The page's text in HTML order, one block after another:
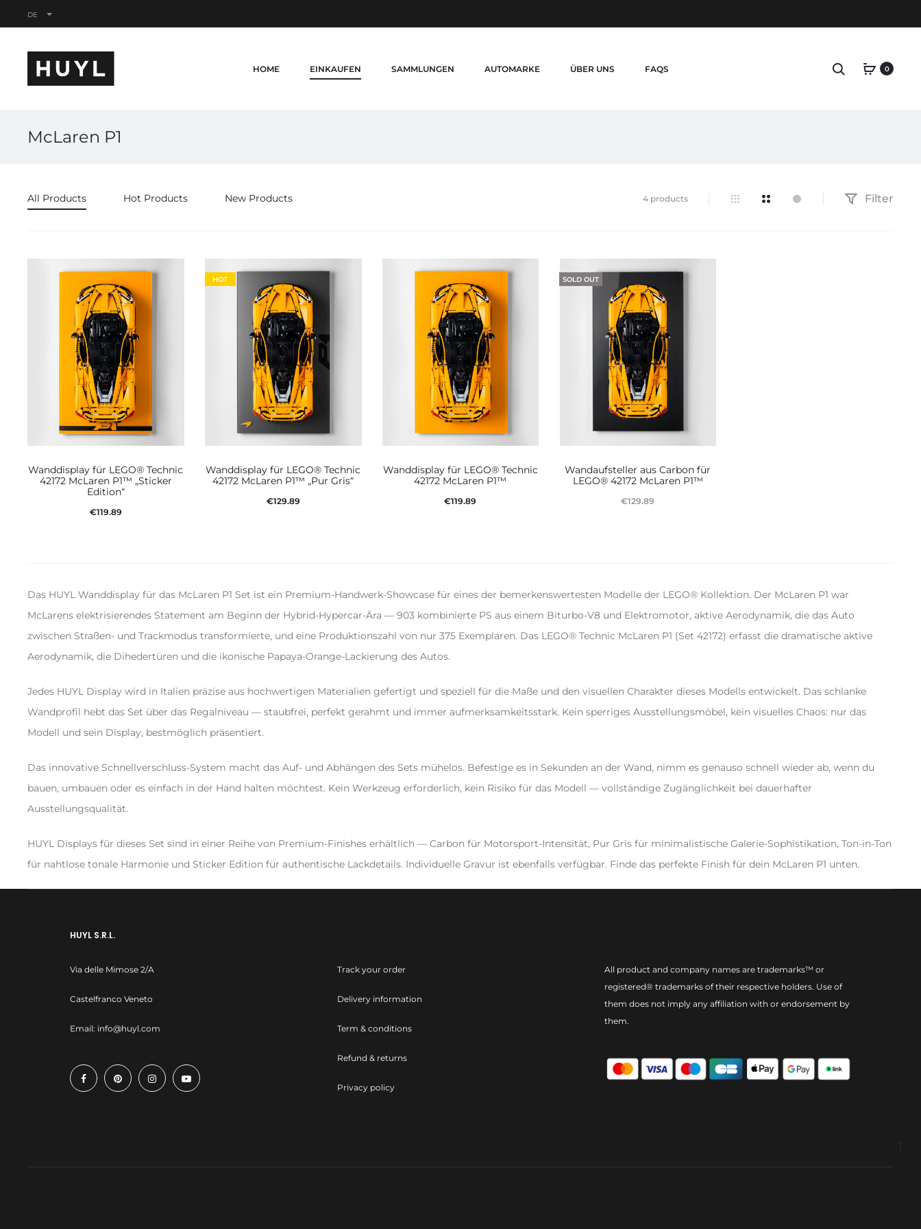
DE
HOME EINKAUFEN SAMMLUNGEN AUTOMARKE ÜBER UNS FAQS Search 0
McLaren P1
All Products Hot Products New Products 4 productsAlle
Filter
Wanddisplay für LEGO® Technic
42172 McLaren P1™ „Sticker
Edition“
€119.89
HOT
Wanddisplay für LEGO® Technic
42172 McLaren P1™ „Pur Gris“
€129.89
Wanddisplay für LEGO® Technic
42172 McLaren P1™
€119.89
SOLD OUT
Wandaufsteller aus Carbon für
LEGO® 42172 McLaren P1™
€129.89
Das HUYL Wanddisplay für das McLaren P1 Set ist ein Premium-Handwerk-Showcase für eines der bemerkenswertesten Modelle der LEGO® Kollektion. Der McLaren P1 war
McLarens elektrisierendes Statement am Beginn der Hybrid-Hypercar-Ära — 903 kombinierte PS aus einem Biturbo-V8 und Elektromotor, aktive Aerodynamik, die das Auto
zwischen Straßen- und Trackmodus transformierte, und eine Produktionszahl von nur 375 Exemplaren. Das LEGO® Technic McLaren P1 (Set 42172) erfasst die dramatische aktive
Aerodynamik, die Dihedertüren und die ikonische Papaya-Orange-Lackierung des Autos.
Jedes HUYL Display wird in Italien präzise aus hochwertigen Materialien gefertigt und speziell für die Maße und den visuellen Charakter dieses Modells entwickelt. Das schlanke
Wandprofil hebt das Set über das Regalniveau — staubfrei, perfekt gerahmt und immer aufmerksamkeitsstark. Kein sperriges Ausstellungsmöbel, kein visuelles Chaos: nur das
Modell und sein Display, bestmöglich präsentiert.
Das innovative Schnellverschluss-System macht das Auf- und Abhängen des Sets mühelos. Befestige es in Sekunden an der Wand, nimm es genauso schnell wieder ab, wenn du
bauen, umbauen oder es einfach in der Hand halten möchtest. Kein Werkzeug erforderlich, kein Risiko für das Modell — vollständige Zugänglichkeit bei dauerhafter
Ausstellungsqualität.
HUYL Displays für dieses Set sind in einer Reihe von Premium-Finishes erhältlich — Carbon für Motorsport-Intensität, Pur Gris für minimalistische Galerie-Sophistikation, Ton-in-Ton
für nahtlose tonale Harmonie und Sticker Edition für authentische Lackdetails. Individuelle Gravur ist ebenfalls verfügbar. Finde das perfekte Finish für dein McLaren P1 unten.
HUYL S.R.L.
Via delle Mimose 2/A
Castelfranco Veneto
Email: info@huyl.com
Track your order
Delivery information
Term & conditions
Refund & returns
Privacy policy
All product and company names are trademarks™ or
registered® trademarks of their respective holders. Use of
them does not imply any affiliation with or endorsement by
them.